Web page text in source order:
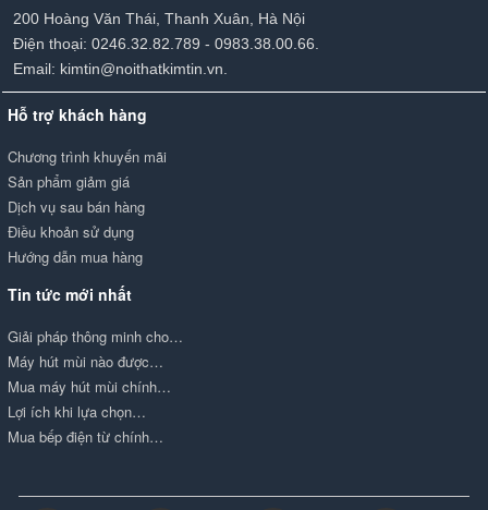
200 Hoàng Văn Thái, Thanh Xuân, Hà Nội
Điện thoại: 0246.32.82.789 - 0983.38.00.66.
Email: kimtin@noithatkimtin.vn.
Hỗ trợ khách hàng
Chương trình khuyến mãi
Sản phẩm giảm giá
Dịch vụ sau bán hàng
Điều khoản sử dụng
Hướng dẫn mua hàng
Tin tức mới nhất
Giải pháp thông minh cho…
Máy hút mùi nào được…
Mua máy hút mùi chính…
Lợi ích khi lựa chọn…
Mua bếp điện từ chính…